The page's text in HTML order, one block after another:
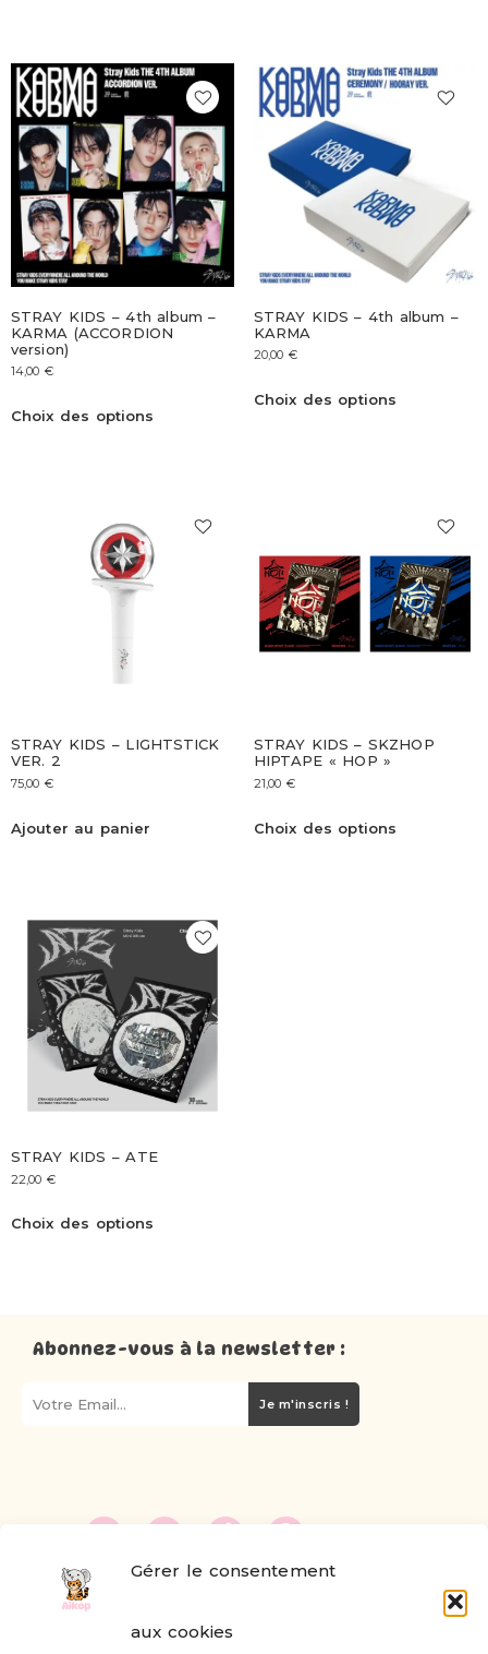
Gérer le consentement
aux cookies
STRAY KIDS – 4th album –
KARMA (ACCORDION
version)
14,00€
Choix des options
STRAY KIDS – 4th album –
KARMA
20,00 €
Choix des options
STRAY KIDS – LIGHTSTICK
VER. 2
75,00 €
Ajouter au panier
STRAY KIDS – SKZHOP
HIPTAPE « HOP »
21,00 €
Choix des options
STRAY KIDS – ATE
22,00 €
Choix des options
Abonnez-vous à la newsletter :
Je m'inscris !